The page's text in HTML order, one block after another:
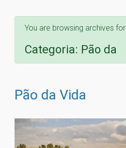
You are browsing archives for
Categoria: Pão da
Pão da Vida